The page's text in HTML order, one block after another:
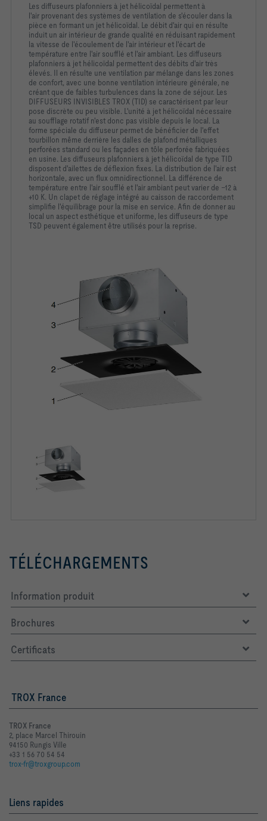
Les diffuseurs plafonniers à jet hélicoïdal permettent à
l'air provenant des systèmes de ventilation de s'écouler dans la
pièce en formant un jet hélicoïdal. Le débit d'air qui en résulte
induit un air intérieur de grande qualité en réduisant rapidement
la vitesse de l'écoulement de l'air intérieur et l'écart de
température entre l'air soufflé et l'air ambiant. Les diffuseurs
plafonniers à jet hélicoïdal permettent des débits d'air très
élevés. Il en résulte une ventilation par mélange dans les zones
de confort, avec une bonne ventilation intérieure générale, ne
créant que de faibles turbulences dans la zone de séjour. Les
DIFFUSEURS INVISIBLES TROX (TID) se caractérisent par leur
pose discrète ou peu visible. L'unité à jet hélicoïdal nécessaire
au soufflage rotatif n'est donc pas visible depuis le local. La
forme spéciale du diffuseur permet de bénéficier de l'effet
tourbillon même derrière les dalles de plafond métalliques
perforées standard ou les façades en tôle perforée fabriquées
en usine. Les diffuseurs plafonniers à jet hélicoïdal de type TID
disposent d'ailettes de déflexion fixes. La distribution de l'air est
horizontale, avec un flux omnidirectionnel. La différence de
température entre l'air soufflé et l'air ambiant peut varier de –12 à
+10 K. Un clapet de réglage intégré au caisson de raccordement
simplifie l'équilibrage pour la mise en service. Afin de donner au
local un aspect esthétique et uniforme, les diffuseurs de type
TSD peuvent également être utilisés pour la reprise.
TÉLÉCHARGEMENTS
Information produit
Brochures
Certificats
TROX France
TROX France
2, place Marcel Thirouin
94150 Rungis Ville
+33 1 56 70 54 54
trox-fr@troxgroup.com
Liens rapides